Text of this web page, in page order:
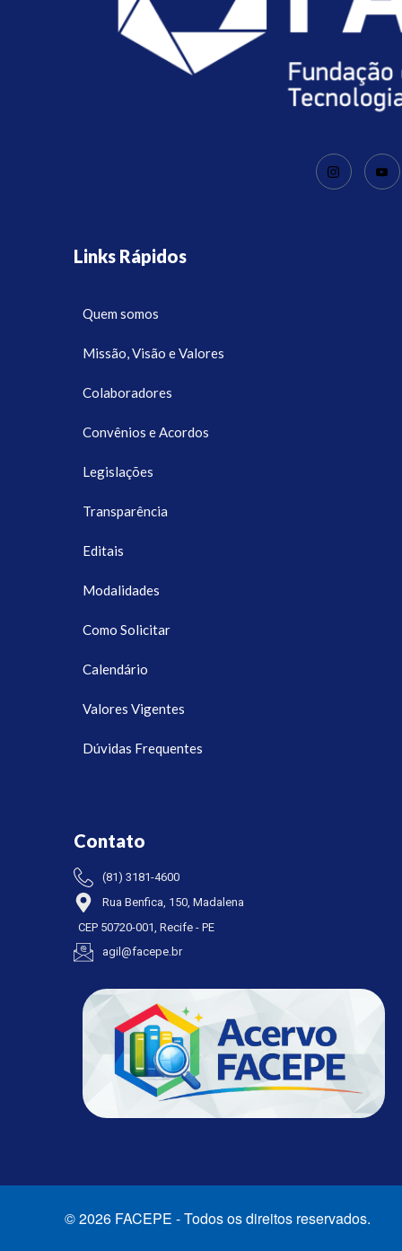
Links Rápidos
Quem somos
Missão, Visão e Valores
Colaboradores
Convênios e Acordos
Legislações
Transparência
Editais
Modalidades
Como Solicitar
Calendário
Valores Vigentes
Dúvidas Frequentes
Contato
(81) 3181-4600
Rua Benfica, 150, Madalena
CEP 50720-001, Recife - PE
agil@facepe.br
© 2026 FACEPE - Todos os direitos reservados.